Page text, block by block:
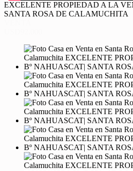
EXCELENTE PROPIEDAD A LA
SANTA ROSA DE CALAMUCHITA